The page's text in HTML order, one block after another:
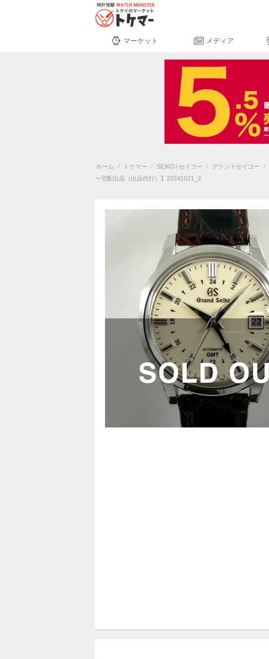
マーケット メディア
ホーム / トケマー / SEIKO / セイコー / グランドセイコー /
ー宅配出品（出品代行）】20241021_2